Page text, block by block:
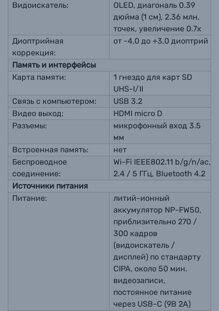
Видоискатель:
OLED, диагональ 0.39
дюйма (1 см), 2.36 млн.
точек, увеличение 0.7х
Диоптрийная
коррекция:
от -4,0 до +3,0 диоптрий
Память и интерфейсы
Карта памяти:
1 гнездо для карт SD
UHS-I/II
Связь с компьютером:
USB 3.2
Видео выход:
HDMI micro D
Разъемы:
микрофонный вход 3.5
мм
Встроенная память:
нет
Беспроводное
соединение:
Wi-Fi IEEE802.11 b/g/n/ac,
2.4 / 5 ГГц, Bluetooth 4.2
Источники питания
Питание:
литий-ионный
аккумулятор NP-FW50,
приблизительно 270 /
300 кадров
(видоискатель /
дисплей) по стандарту
CIPA, около 50 мин.
видеозаписи,
постоянное питание
через USB-C (9В 2А)